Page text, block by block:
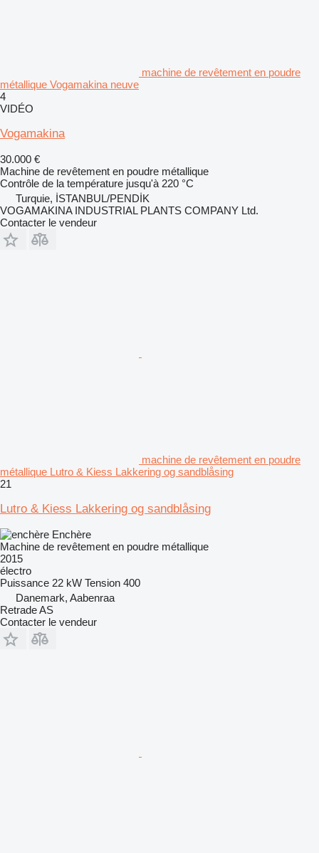
machine de revêtement en poudre
métallique Vogamakina neuve
4
VIDÉO
Vogamakina
30.000 €
Machine de revêtement en poudre métallique
Contrôle de la température jusqu'à 220 °C
Turquie, İSTANBUL/PENDİK
VOGAMAKINA INDUSTRIAL PLANTS COMPANY Ltd.
Contacter le vendeur
machine de revêtement en poudre
métallique Lutro & Kiess Lakkering og sandblåsing
21
Lutro & Kiess Lakkering og sandblåsing
Enchère
Machine de revêtement en poudre métallique
2015
électro
Puissance 22 kW Tension 400
Danemark, Aabenraa
Retrade AS
Contacter le vendeur